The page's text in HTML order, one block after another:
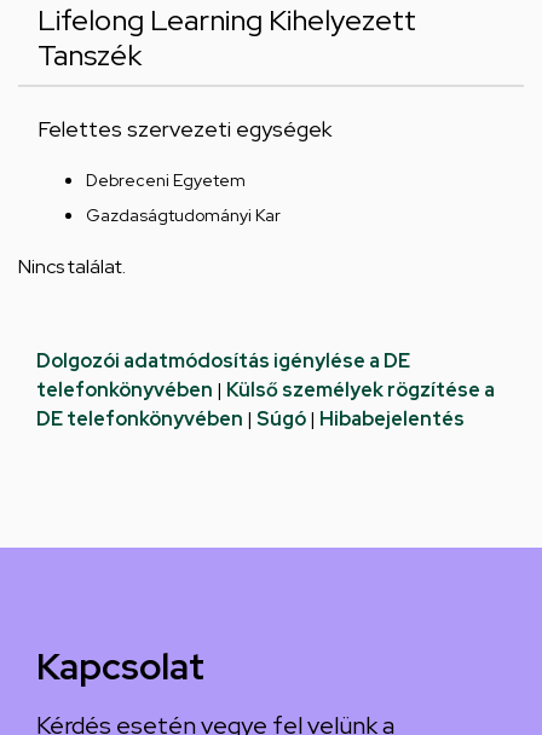
Lifelong Learning Kihelyezett
Tanszék
Felettes szervezeti egységek
Debreceni Egyetem
Gazdaságtudományi Kar
Nincs találat.
Dolgozói adatmódosítás igénylése a DE
telefonkönyvében | Külső személyek rögzítése a
DE telefonkönyvében | Súgó| Hibabejelentés
Kapcsolat
Kérdés esetén vegye fel velünk a